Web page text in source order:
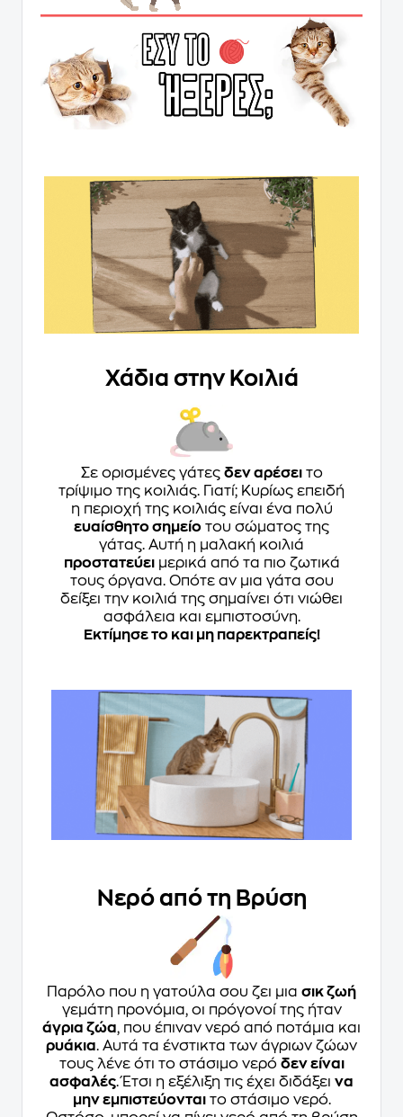
Χάδια στην Κοιλιά
Σε ορισμένες γάτες δεν αρέσειτο
τρίψιμο της κοιλιάς. Γιατί; Κυρίως επειδή
η περιοχή της κοιλιάς είναι ένα πολύ
ευαίσθητο σημείο του σώματος της
γάτας. Αυτή η μαλακή κοιλιά
προστατεύειμερικά από τα πιο ζωτικά
τους όργανα. Οπότε αν μια γάτα σου
δείξει την κοιλιά της σημαίνει ότι νιώθει
ασφάλεια και εμπιστοσύνη.
Εκτίμησε το και μη παρεκτραπείς!
Νερό από τη Βρύση
Παρόλο που η γατούλα σου ζει μια σικ ζωή
γεμάτη προνόμια, οι πρόγονοί της ήταν
άγρια ζώα, που έπιναν νερό από ποτάμια και
ρυάκια. Αυτά τα ένστικτα των άγριων ζώων
τους λένε ότι το στάσιμο νερό δεν είναι
ασφαλές. Έτσι η εξέλιξη τις έχει διδάξει να
μην εμπιστεύονταιτο στάσιμο νερό.